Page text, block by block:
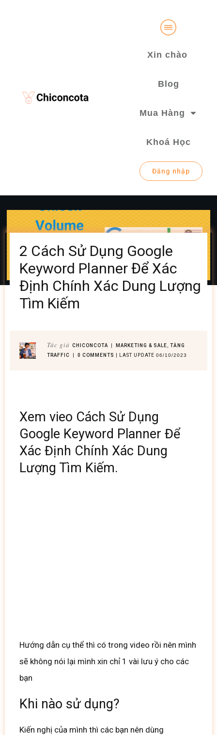
Xin chào
Blog
Mua Hàng
Khoá Học
Đăng nhập
2 Cách Sử Dụng Google
Keyword Planner Để Xác
Định Chính Xác Dung Lượng
Tìm Kiếm
Tác giảCHICONCOTA MARKETING & SALE ,TĂNG
TRAFFIC
0 COMMENTS | LAST UPDATE06/10/2023
Xem vieo Cách Sử Dụng
Google Keyword Planner Để
Xác Định Chính Xác Dung
Lượng Tìm Kiếm.
Hướng dẫn cụ thể thì có trong video rồi nên mình
sẽ không nói lại mình xin chỉ 1 vài lưu ý cho các
bạn
Khi nào sử dụng?
Kiến nghị của mình thì các bạn nên dùng